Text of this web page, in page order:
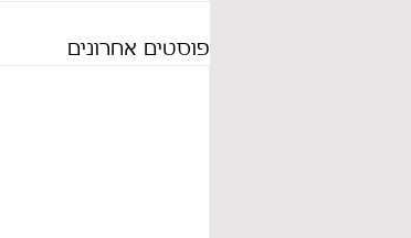
פוסטים אחרונים